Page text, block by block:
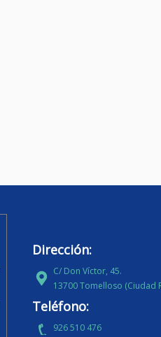
Dirección:
C/ Don Víctor, 45.
13700 Tomelloso (Ciudad
Teléfono:
926 510 476